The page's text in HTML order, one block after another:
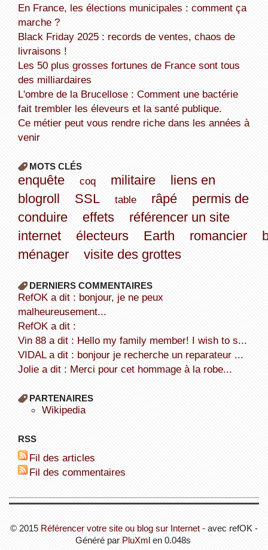
En France, les élections municipales : comment ça
marche ?
Black Friday 2025 : records de ventes, chaos de
livraisons !
Les 50 plus grosses fortunes de France sont tous
des milliardaires
L'ombre de la Brucellose : Comment une bactérie
fait trembler les éleveurs et la santé publique.
Ce métier peut vous rendre riche dans les années à
venir
MOTS CLÉS
enquête coq militaire
liens en
blogroll
SSL table râpé
permis de
conduire
effets
référencer un site
internet
électeurs Earth romancier
ménager
visite des grottes
DERNIERS COMMENTAIRES
refOK a dit : bonjour, je ne peux
malheureusement...
refOK a dit :
Vin 88 a dit : Hello my family member! I wish to s...
VIDAL a dit : bonjour je recherche un reparateur ...
Jolie a dit : Merci pour cet hommage à la robe...
PARTENAIRES
wikipedia
RSS
Fil des articles
Fil des commentaires
© 2015 Référencer votre site ou blog sur Internet - avec refOK -
Généré par PluXmlen 0.048s